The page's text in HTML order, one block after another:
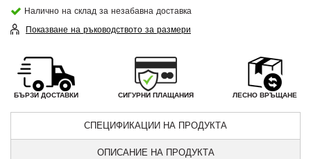
Налично на склад за незабавна доставка
Показване на ръководството за размери
БЪРЗИ ДОСТАВКИ СИГУРНИ ПЛАЩАНИЯ ЛЕСНО ВРЪЩАНЕ
СПЕЦИФИКАЦИИ НА ПРОДУКТА
ОПИСАНИЕ НА ПРОДУКТА